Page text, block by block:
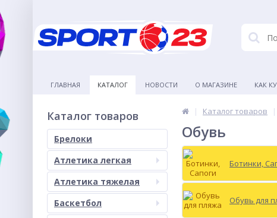
ГЛАВНАЯ КАТАЛОГ НОВОСТИ О МАГАЗИНЕ КАК
Каталог товаров
Брелоки
Атлетика легкая
Атлетика тяжелая
Баскетбол
Каталог товаров
Обувь
Ботинки,
Обувь для